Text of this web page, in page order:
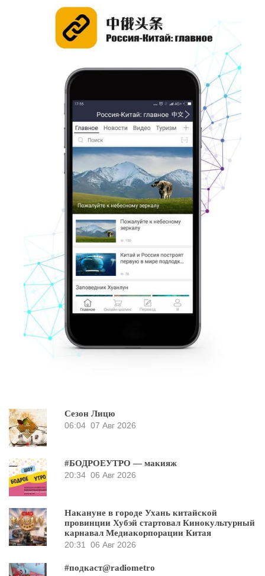
Сезон Лицю
06:04 07 Авг 2026
#БОДРОЕУТРО — макияж
20:34 06 Авг 2026
Накануне в городе Ухань китайской
провинции Хубэй стартовал Кинокультурный
карнавал Медиакорпорации Китая
20:31 06 Авг 2026
#подкаст@radiometro